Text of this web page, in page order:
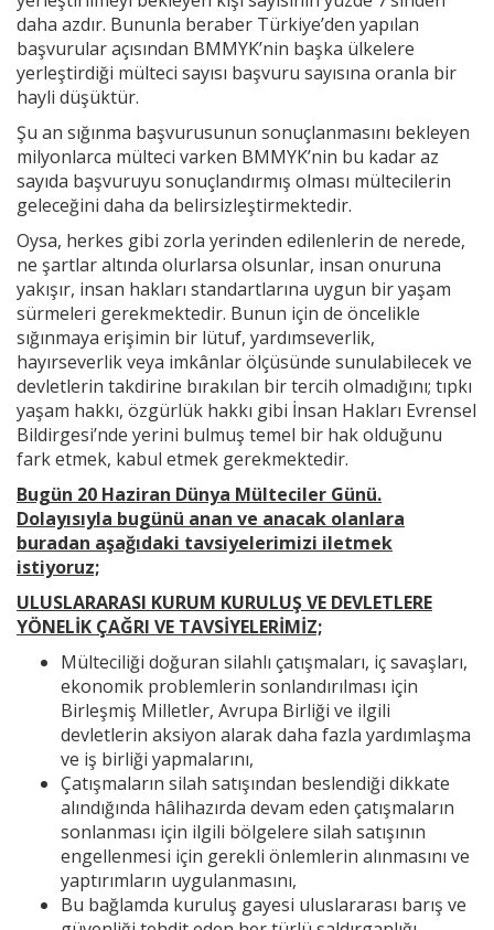
daha azdır. Bununla beraber Türkiye’den yapılan
başvurular açısından BMMYK’nin başka ülkelere
yerleştirdiği mülteci sayısı başvuru sayısına oranla bir
hayli düşüktür.
Şu an sığınma başvurusunun sonuçlanmasını bekleyen
milyonlarca mülteci varken BMMYK’nin bu kadar az
sayıda başvuruyu sonuçlandırmış olması mültecilerin
geleceğini daha da belirsizleştirmektedir.
Oysa, herkes gibi zorla yerinden edilenlerin de nerede,
ne şartlar altında olurlarsa olsunlar, insan onuruna
yakışır, insan hakları standartlarına uygun bir yaşam
sürmeleri gerekmektedir. Bunun için de öncelikle
sığınmaya erişimin bir lütuf, yardımseverlik,
hayırseverlik veya imkânlar ölçüsünde sunulabilecek ve
devletlerin takdirine bırakılan bir tercih olmadığını; tıpkı
yaşam hakkı, özgürlük hakkı gibi İnsan Hakları Evrensel
Bildirgesi’nde yerini bulmuş temel bir hak olduğunu
fark etmek, kabul etmek gerekmektedir.
Bugün 20 Haziran Dünya Mülteciler Günü.
Dolayısıyla bugünü anan ve anacak olanlara
buradan aşağıdaki tavsiyelerimizi iletmek
istiyoruz;
ULUSLARARASI KURUM KURULUŞ VE DEVLETLERE
YÖNELİK ÇAĞRI VE TAVSİYELERİMİZ;
Mülteciliği doğuran silahlı çatışmaları, iç savaşları,
ekonomik problemlerin sonlandırılması için
Birleşmiş Milletler, Avrupa Birliği ve ilgili
devletlerin aksiyon alarak daha fazla yardımlaşma
ve iş birliği yapmalarını,
Çatışmaların silah satışından beslendiği dikkate
alındığında hâlihazırda devam eden çatışmaların
sonlanması için ilgili bölgelere silah satışının
engellenmesi için gerekli önlemlerin alınmasını ve
yaptırımların uygulanmasını,
Bu bağlamda kuruluş gayesi uluslararası barış ve